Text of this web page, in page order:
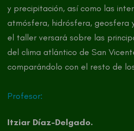
y precipitación, así como las
atmósfera, hidrósfera, geosfera
el taller versará sobre las
del clima atlántico de San
comparándolo con el resto de
Profesor:
Itziar Díaz-Delgado.